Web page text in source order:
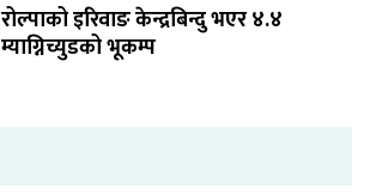
रोल्पाको इरिवाङ केन्द्रबिन्दु भएर ४.४
म्याग्निच्युडको भूकम्प